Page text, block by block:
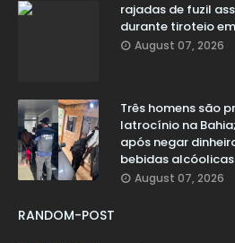
rajadas de fuzil
durante tiroteio
August 07, 2026
Três homens são
latrocínio na
após negar
bebidas alcóolicas
August 07, 2026
RANDOM-POST